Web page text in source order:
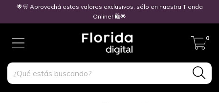
🌟🛒 Aprovechá estos valores exclusivos, sólo en nuestra Tienda
Online! 🛍️🌟
0